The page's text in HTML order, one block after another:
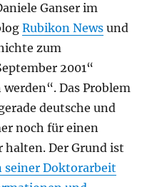
Ganser im
Rubikon News und
zum
2001“
Das Problem
deutsche und
noch für einen
halten. Der Grund ist
seiner Doktorarbeit